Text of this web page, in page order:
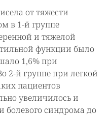
от тяжести
в 1-й группе
и тяжелой
функции было
1,6% при
2-й группе при легкой
пациентов
увеличилось и
болевого синдрома до